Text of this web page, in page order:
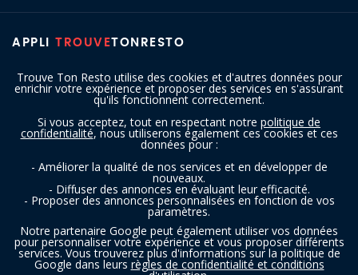
Trouve Ton Resto utilise des cookies et d'autres données pour
enrichir votre expérience et proposer des services en s'assurant
qu'ils fonctionnent correctement.
Si vous acceptez, tout en respectant notre politique de
confidentialité, nous utiliserons également ces cookies et ces
données pour :
- Améliorer la qualité de nos services et en développer de
nouveaux.
- Diffuser des annonces en évaluant leur efficacité.
- Proposer des annonces personnalisées en fonction de vos
paramètres.
Notre partenaire Google peut également utiliser vos données
pour personnaliser votre expérience et vous proposer différents
services. Vous trouverez plus d'informations sur la politique de
Google dans leurs règles de confidentialité et conditions
APPLI TROUVETONRESTO
SUIVEZ-NOUS
Copyright © 2016 - 2026 trouvetonresto.be ‐ Tous droits réservés | JDC